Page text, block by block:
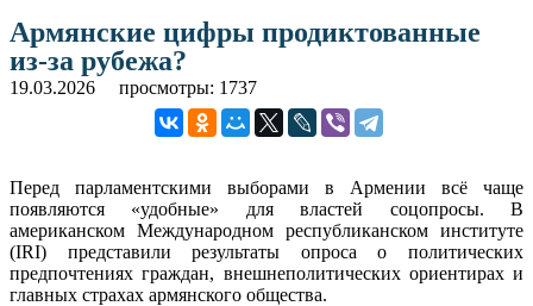
Армянские цифры продиктованные
из-за рубежа?
19.03.2026 просмотры: 1737
Перед парламентскими выборами в Армении всё чаще
появляются «удобные» для властей соцопросы. В
американском Международном республиканском институте
(IRI) представили результаты опроса о политических
предпочтениях граждан, внешнеполитических ориентирах и
главных страхах армянского общества.